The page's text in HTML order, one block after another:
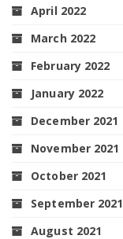
April 2022
March 2022
February 2022
January 2022
December 2021
November 2021
October 2021
September 2021
August 2021